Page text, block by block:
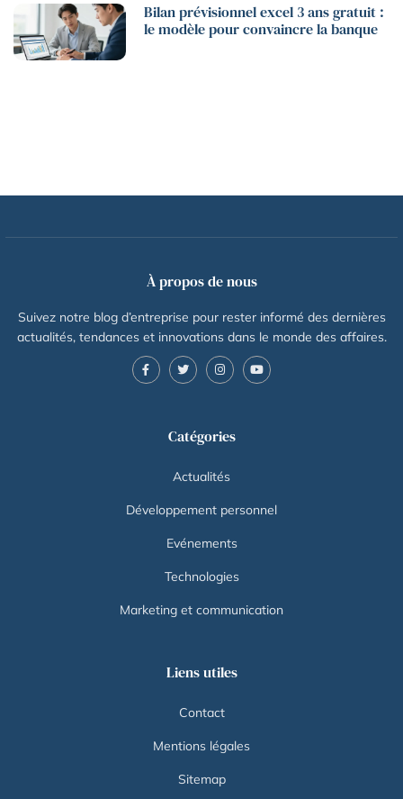
Bilan prévisionnel excel 3 ans gratuit :
le modèle pour convaincre la banque
À propos de nous
Suivez notre blog d’entreprise pour rester informé des dernières
actualités, tendances et innovations dans le monde des affaires.
Catégories
Actualités
Développement personnel
Evénements
Technologies
Marketing et communication
Liens utiles
Contact
Mentions légales
Sitemap